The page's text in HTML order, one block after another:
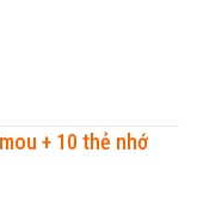
+ 10 thẻ nhớ